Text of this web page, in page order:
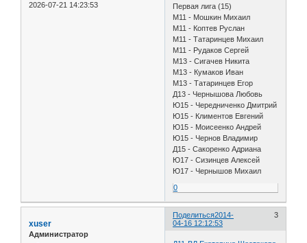
2026-07-21 14:23:53
Первая лига (15)
М11 - Мошкин Михаил
М11 - Коптев Руслан
М11 - Татаринцев Михаил
М11 - Рудаков Сергей
М13 - Сигачев Никита
М13 - Кумаков Иван
М13 - Татаринцев Егор
Д13 - Чернышова Любовь
Ю15 - Чередниченко Дмитрий
Ю15 - Климентов Евгений
Ю15 - Моисеенко Андрей
Ю15 - Чернов Владимир
Д15 - Сакоренко Адриана
Ю17 - Сизинцев Алексей
Ю17 - Чернышов Михаил
0
Поделиться 3
2014-
04-16 12:12:53
xuser
Администратор